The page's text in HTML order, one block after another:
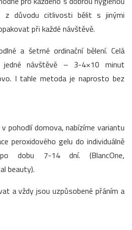
důvodu citlivosti bělit s jinými
při každé návštěvě.
a šetrné ordinační bělení. Celá
návštěvě – 3-4×10 minut
I tahle metoda je naprosto bez
pohodlí domova, nabízíme variantu
peroxidového gelu do individuálně
dobu 7-14 dní. (BlancOne,
beauty).
a vždy jsou uzpůsobené přáním a